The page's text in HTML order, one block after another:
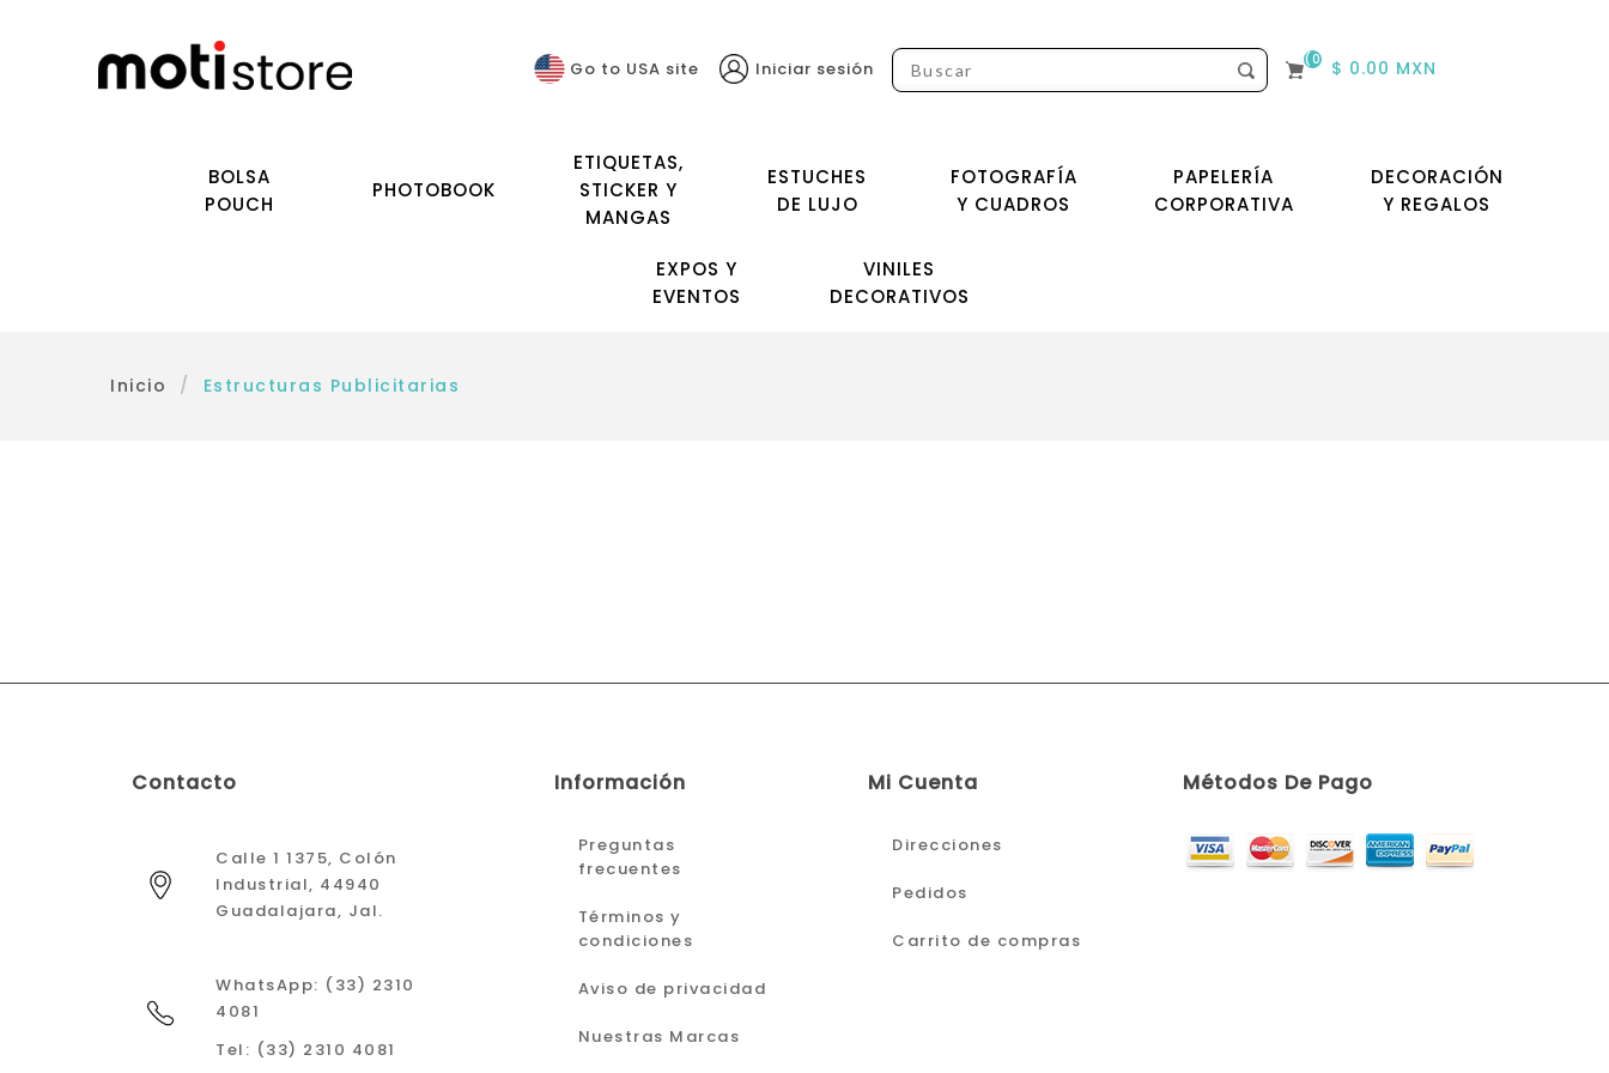
(0) $ 0.00 MXN
Go to USA site Iniciar sesión
BOLSA
POUCH
PHOTOBOOK
ETIQUETAS,
STICKER Y
MANGAS
ESTUCHES
DE LUJO
FOTOGRAFÍA
Y CUADROS
PAPELERÍA
CORPORATIVA
DECORACIÓN
Y REGALOS
EXPOS Y
EVENTOS
VINILES
DECORATIVOS
Inicio / Estructuras Publicitarias
Contacto
Calle 1 1375, Colón
Industrial, 44940
Guadalajara, Jal.
WhatsApp: (33) 2310
4081
Tel: (33) 2310 4081
Información
Preguntas
frecuentes
Términos y
condiciones
Aviso de privacidad
Nuestras Marcas
Mi Cuenta
Direcciones
Pedidos
Carrito de compras
Métodos De Pago